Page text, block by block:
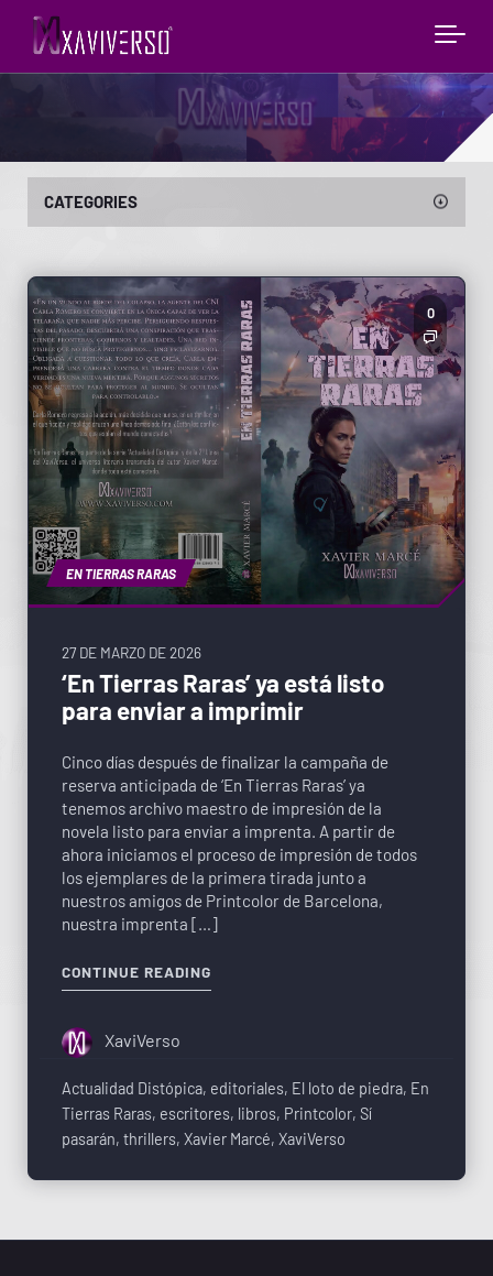
CATEGORIES
EN TIERRAS RARAS
0
27 DE MARZO DE 2026
‘En Tierras Raras’ ya está listo
para enviar a imprimir
Cinco días después de finalizar la campaña de
reserva anticipada de ‘En Tierras Raras’ ya
tenemos archivo maestro de impresión de la
novela listo para enviar a imprenta. A partir de
ahora iniciamos el proceso de impresión de todos
los ejemplares de la primera tirada junto a
nuestros amigos de Printcolor de Barcelona,
nuestra imprenta […]
CONTINUE READING
XaviVerso
Actualidad Distópica, editoriales, El loto de piedra, En
Tierras Raras, escritores, libros, Printcolor, Sí
pasarán, thrillers, Xavier Marcé, XaviVerso